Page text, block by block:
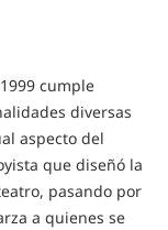
cumple
diversas
aspecto del
que diseñó la
pasando por
a quienes se